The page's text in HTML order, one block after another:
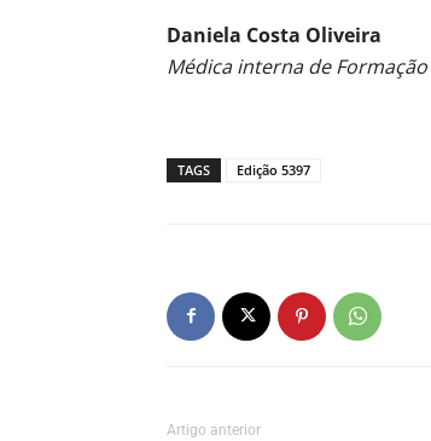
Daniela Costa Oliveira
Médica interna de
TAGS Edição 5397
Artigo anterior